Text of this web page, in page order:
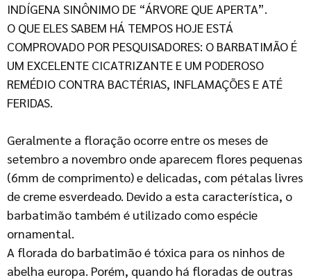
INDÍGENA SINÔNIMO DE “ÁRVORE QUE APERTA”.
O QUE ELES SABEM HÁ TEMPOS HOJE ESTÁ
COMPROVADO POR PESQUISADORES: O BARBATIMÃO É
UM EXCELENTE CICATRIZANTE E UM PODEROSO
REMÉDIO CONTRA BACTÉRIAS, INFLAMAÇÕES E ATÉ
FERIDAS.
Geralmente a floração ocorre entre os meses de
setembro a novembro onde aparecem flores pequenas
(6mm de comprimento) e delicadas, com pétalas livres
de creme esverdeado. Devido a esta característica, o
barbatimão também é utilizado como espécie
ornamental.
A florada do barbatimão é tóxica para os ninhos de
abelha europa. Porém, quando há floradas de outras